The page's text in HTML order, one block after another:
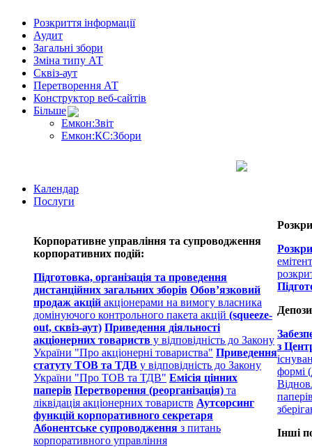
Розкриття інформації
Аудит
Загальні збори
Зміна типу АТ
Сквіз-аут
Перетворення АТ
Конструктор веб-сайтів
Більше
Емкон:Звіт
Емкон:КС:Збори
Календар
Послуги
Корпоративне управління та супроводження
корпоративних подій:
Підготовка, організація та проведення
дистанційних загальних зборів Обов’язковий
продаж акцій акціонерами на вимогу власника
домінуючого контрольного пакета акцій (squeeze-
out, сквіз-аут) Приведення діяльності
акціонерних товариств у відповідність до Закону
України "Про акціонерні товариства" Приведення
статуту ТОВ та ТДВ у відповідність до Закону
України "Про ТОВ та ТДВ" Емісія цінних
паперів Перетворення (реорганізація) та
ліквідація акціонерних товариств Аутсорсинг
функцій корпоративного секретаря
Абонентське супроводження з питань
корпоративного управління
з
формі
Інші